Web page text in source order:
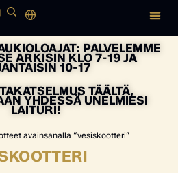
PALVELEMME
ARKISIN KLO 7-19 JA
10-17
TÄÄLTÄ,
YHDESSÄ UNELMIESI
LAITURI!
avainsanalla “vesiskootteri”